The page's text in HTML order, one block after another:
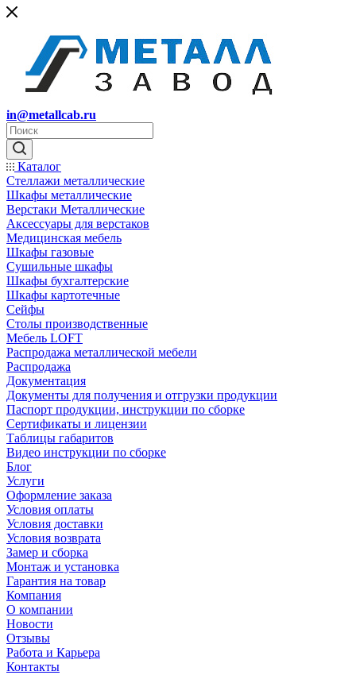
in@metallcab.ru
Каталог
Стеллажи металлические
Шкафы металлические
Верстаки Металлические
Аксессуары для верстаков
Медицинская мебель
Шкафы газовые
Сушильные шкафы
Шкафы бухгалтерские
Шкафы картотечные
Сейфы
Столы производственные
Мебель LOFT
Распродажа металлической мебели
Распродажа
Документация
Документы для получения и отгрузки продукции
Паспорт продукции, инструкции по сборке
Сертификаты и лицензии
Таблицы габаритов
Видео инструкции по сборке
Блог
Услуги
Оформление заказа
Условия оплаты
Условия доставки
Условия возврата
Замер и сборка
Монтаж и установка
Гарантия на товар
Компания
О компании
Новости
Отзывы
Работа и Карьера
Контакты